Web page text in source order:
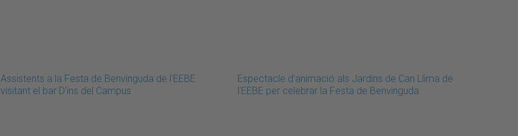
Assistents a la Festa de Benvinguda de l'EEBE
visitant el bar D'ins del Campus
Espectacle d'animació als Jardins de Can Llima de
l'EEBE per celebrar la Festa de Benvinguda